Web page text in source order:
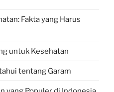
Fakta yang Harus
untuk Kesehatan
tentang Garam